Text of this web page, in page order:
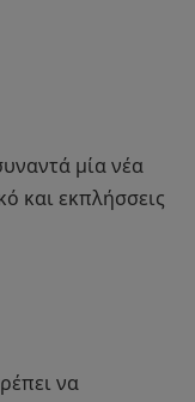
μία νέα
και εκπλήσσεις
να